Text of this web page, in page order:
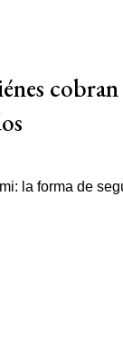
cobran